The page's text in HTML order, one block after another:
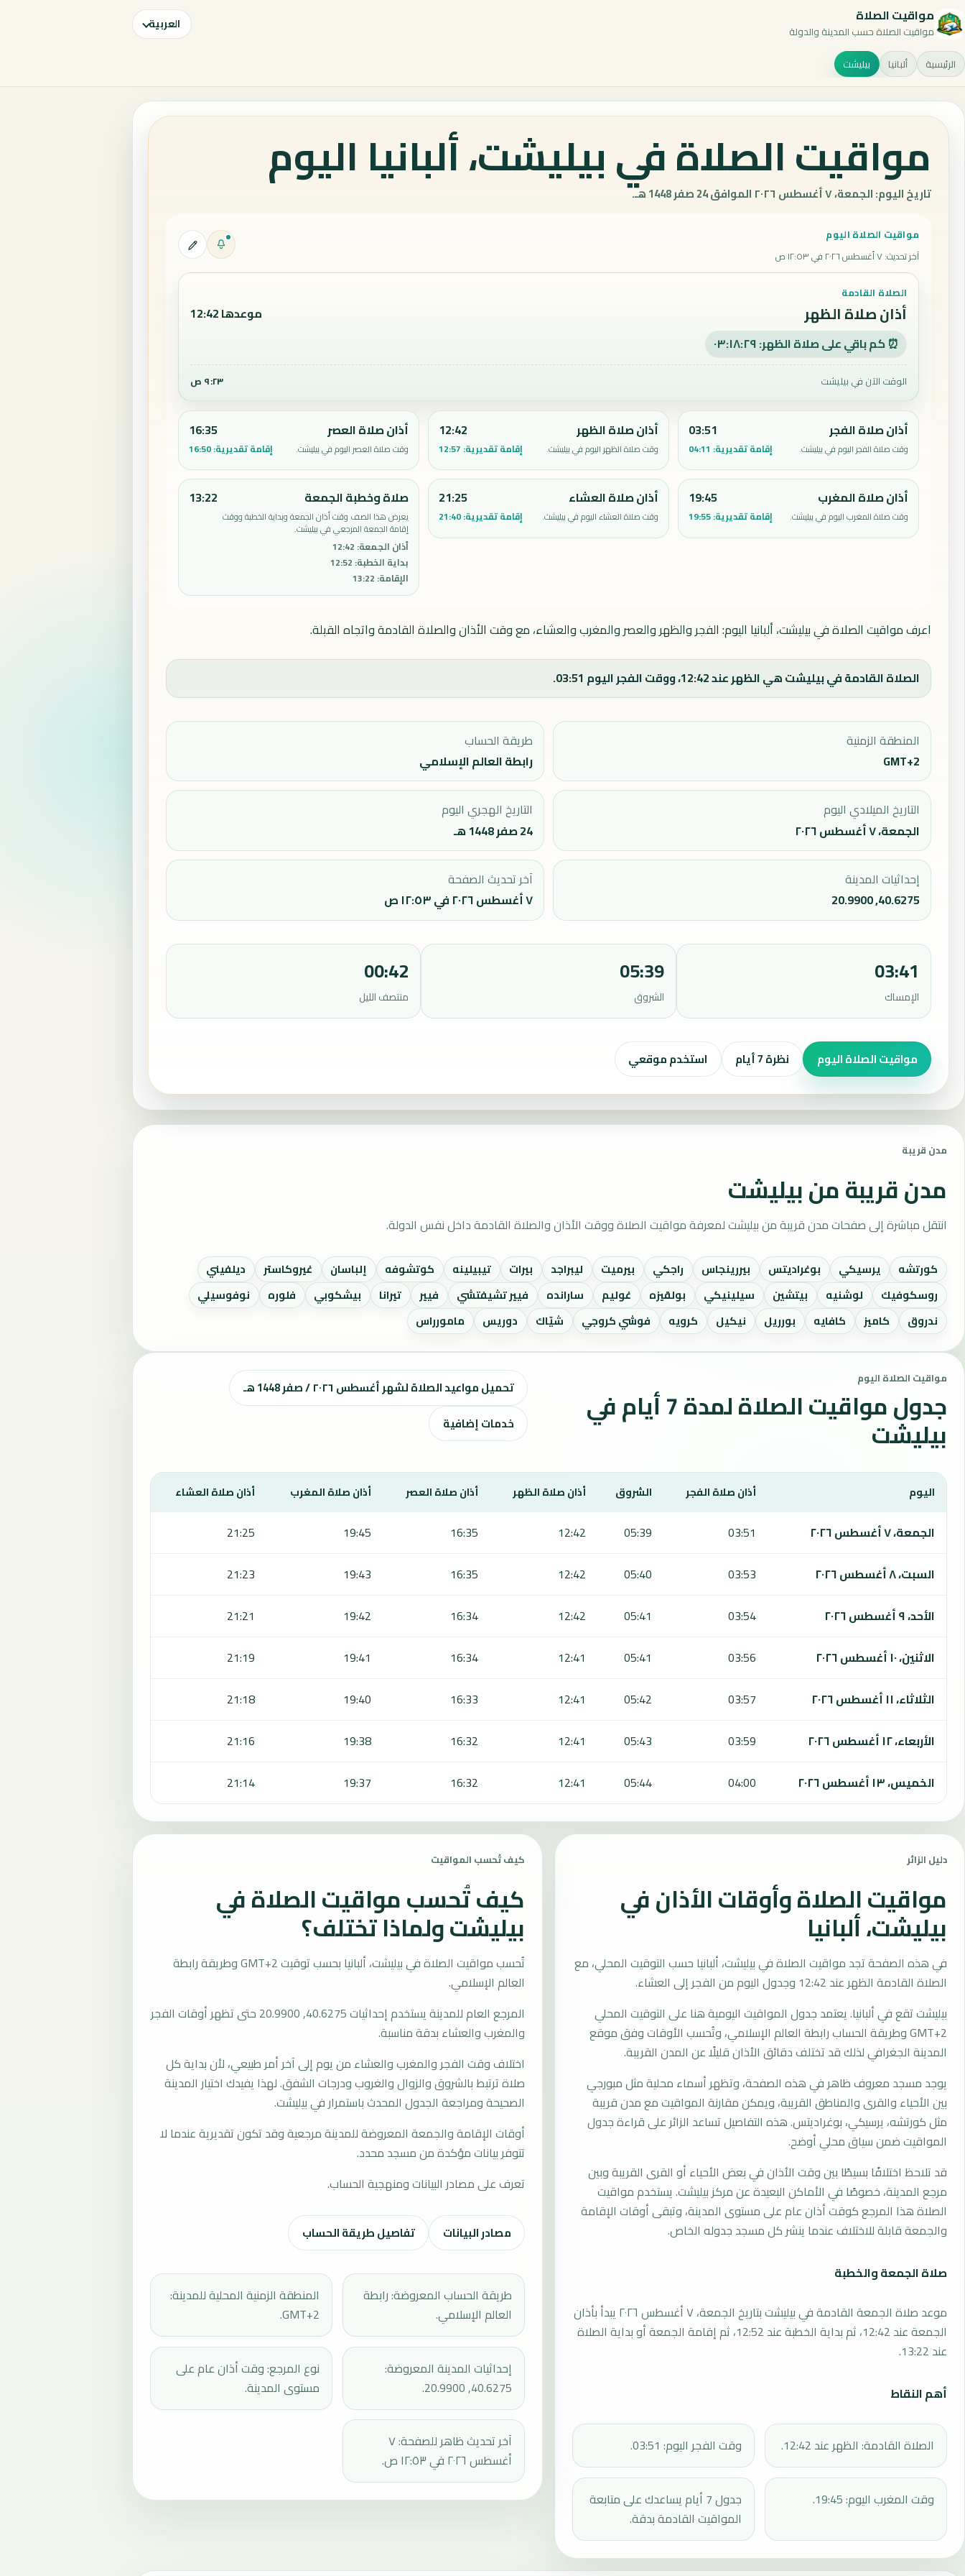
مواقيت الصلاة
مواقيت الصلاة حسب المدينة والدولة العربية
الرئيسية ألبانيا بيليشت
مواقيت الصلاة في بيليشت، ألبانيا اليوم
تاريخ اليوم: الجمعة، ٧ أغسطس ٢٠٢٦ الموافق 24 صفر 1448 هـ.
مواقيت الصلاة اليوم
آخر تحديث:٧ أغسطس ٢٠٢٦ في ١٢:٥٣ ص
الصلاة القادمة
أذان صلاة الظهر موعدها 12:42
⏰ كم باقي على صلاة الظهر: ٠٣:١٨:٢٨
الوقت الآن في بيليشت ٩:٢٣ ص
أذان صلاة الفجر
وقت صلاة الفجر اليوم في بيليشت.
03:51
إقامة تقديرية: 04:11
أذان صلاة الظهر
وقت صلاة الظهر اليوم في بيليشت.
12:42
إقامة تقديرية: 12:57
أذان صلاة العصر
وقت صلاة العصر اليوم في بيليشت.
16:35
إقامة تقديرية:16:50
أذان صلاة المغرب
وقت صلاة المغرب اليوم في بيليشت.
19:45
إقامة تقديرية:19:55
أذان صلاة العشاء
وقت صلاة العشاء اليوم في بيليشت.
21:25
إقامة تقديرية:21:40
صلاة وخطبة الجمعة
يعرض هذا الصف وقت أذان الجمعة وبداية الخطبة ووقت
إقامة الجمعة المرجعي في بيليشت.
أذان الجمعة:
12:42
بداية الخطبة:
12:52
الإقامة:
13:22
13:22
اعرف مواقيت الصلاة في بيليشت، ألبانيا اليوم: الفجر والظهر والعصر والمغرب والعشاء، مع وقت الأذان والصلاة القادمة واتجاه القبلة.
الصلاة القادمة في بيليشت هي الظهر عند 12:42، ووقت الفجر اليوم 03:51.
المنطقة الزمنية
GMT+2
طريقة الحساب
رابطة العالم الإسلامي
التاريخ الميلادي اليوم
الجمعة، ٧ أغسطس ٢٠٢٦
التاريخ الهجري اليوم
24 صفر 1448 هـ
إحداثيات المدينة
40.6275, 20.9900
آخر تحديث الصفحة
٧ أغسطس ٢٠٢٦ في ١٢:٥٣ ص
03:41
الإمساك
05:39
الشروق
00:42
منتصف الليل
مواقيت الصلاة اليوم نظرة 7 أيام استخدم موقعي
مدن قريبة
مدن قريبة من بيليشت
انتقل مباشرة إلى صفحات مدن قريبة من بيليشت لمعرفة مواقيت الصلاة ووقت الأذان والصلاة القادمة داخل نفس الدولة.
كورتشه يرسيكي بوغراديتس بيررينجاس راجكي بيرميت ليبراجد بيرات تيبيلينه كوتشوفه إلباسان غيروكاستر
ديلفيني
روسكوفيك
لوشنيه بيتشين سيلينيكي بولقيزه غوليم سارانده فيير تشيفتشي فيير تيرانا بيشكوبي فلوره
نوفوسيلي
ندروق
كاميز كافايه بورريل نيكيل كرويه فوشي كروجي شيّاك دوريس مامورراس
مواقيت الصلاة اليوم
جدول مواقيت الصلاة لمدة 7 أيام في
بيليشت
تحميل مواعيد الصلاة لشهر أغسطس ٢٠٢٦ / صفر 1448 هـ
خدمات إضافية
يعرض هذا الجدول مواقيت الصلاة لمدة 7 أيام في بيليشت، بما يشمل الفجر والشروق والظهر والعصر والمغرب والعشاء.
اليوم أذان صلاة الفجر الشروق أذان صلاة الظهر أذان صلاة العصر أذان صلاة المغرب أذان صلاة العشاء
الجمعة، ٧ أغسطس ٢٠٢٦ 03:51
05:39
12:42
16:35
19:45
21:25
السبت، ٨ أغسطس ٢٠٢٦
03:53
05:40
12:42
16:35
19:43
21:23
الأحد، ٩ أغسطس ٢٠٢٦
03:54
05:41
12:42
16:34
19:42
21:21
الاثنين، ١٠ أغسطس ٢٠٢٦
03:56
05:41
12:41
16:34
19:41
21:19
الثلاثاء، ١١ أغسطس ٢٠٢٦
03:57
05:42
12:41
16:33
19:40
21:18
الأربعاء، ١٢ أغسطس ٢٠٢٦
03:59
05:43
12:41
16:32
19:38
21:16
الخميس، ١٣ أغسطس ٢٠٢٦
04:00
05:44
12:41
16:32
19:37
21:14
دليل الزائر
مواقيت الصلاة وأوقات الأذان في
بيليشت، ألبانيا
في هذه الصفحة تجد مواقيت الصلاة في بيليشت، ألبانيا حسب التوقيت المحلي، مع
الصلاة القادمة الظهر عند 12:42 وجدول اليوم من الفجر إلى العشاء.
بيليشت تقع في ألبانيا. يعتمد جدول المواقيت اليومية هنا على التوقيت المحلي
GMT+2 وطريقة الحساب رابطة العالم الإسلامي، وتُحسب الأوقات وفق موقع
المدينة الجغرافي لذلك قد تختلف دقائق الأذان قليلًا عن المدن القريبة.
يوجد مسجد معروف ظاهر في هذه الصفحة، وتظهر أسماء محلية مثل مبورجي
بين الأحياء والقرى والمناطق القريبة، ويمكن مقارنة المواقيت مع مدن قريبة
مثل كورتشه، يرسيكي، بوغراديتس. هذه التفاصيل تساعد الزائر على قراءة جدول
المواقيت ضمن سياق محلي أوضح.
قد تلاحظ اختلافًا بسيطًا بين وقت الأذان في بعض الأحياء أو القرى القريبة وبين
مرجع المدينة، خصوصًا في الأماكن البعيدة عن مركز بيليشت. يستخدم مواقيت
الصلاة هذا المرجع كوقت أذان عام على مستوى المدينة، وتبقى أوقات الإقامة
والجمعة قابلة للاختلاف عندما ينشر كل مسجد جدوله الخاص.
صلاة الجمعة والخطبة
موعد صلاة الجمعة القادمة في بيليشت بتاريخ الجمعة، ٧ أغسطس ٢٠٢٦ يبدأ بأذان
الجمعة عند 12:42، ثم بداية الخطبة عند 12:52، ثم إقامة الجمعة أو بداية الصلاة
عند 13:22.
أهم النقاط
الصلاة القادمة: الظهر عند 12:42. وقت الفجر اليوم: 03:51.
وقت المغرب اليوم: 19:45.
جدول 7 أيام يساعدك على متابعة
المواقيت القادمة بدقة.
كيف تُحسب المواقيت
كيف تُحسب مواقيت الصلاة في
بيليشت ولماذا تختلف؟
تُحسب مواقيت الصلاة في بيليشت، ألبانيا بحسب توقيت GMT+2 وطريقة رابطة
العالم الإسلامي.
المرجع العام للمدينة يستخدم إحداثيات 40.6275, 20.9900 حتى تظهر أوقات الفجر
والمغرب والعشاء بدقة مناسبة.
اختلاف وقت الفجر والمغرب والعشاء من يوم إلى آخر أمر طبيعي، لأن بداية كل
صلاة ترتبط بالشروق والزوال والغروب ودرجات الشفق. لهذا يفيدك اختيار المدينة
الصحيحة ومراجعة الجدول المحدث باستمرار في بيليشت.
أوقات الإقامة والجمعة المعروضة للمدينة مرجعية وقد تكون تقديرية عندما لا
تتوفر بيانات مؤكدة من مسجد محدد.
تعرف على مصادر البيانات ومنهجية الحساب.
مصادر البيانات تفاصيل طريقة الحساب
طريقة الحساب المعروضة: رابطة
العالم الإسلامي.
المنطقة الزمنية المحلية للمدينة:
GMT+2.
إحداثيات المدينة المعروضة:
40.6275, 20.9900.
نوع المرجع: وقت أذان عام على
مستوى المدينة.
آخر تحديث ظاهر للصفحة: ٧
أغسطس ٢٠٢٦ في ١٢:٥٣ ص.